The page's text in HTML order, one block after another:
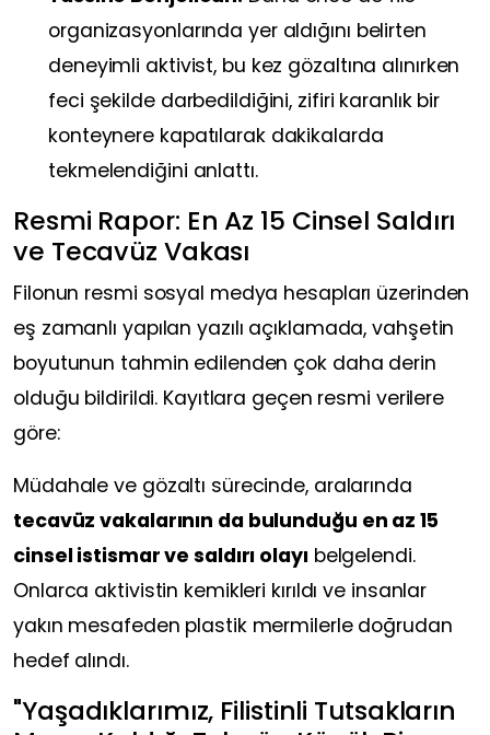
organizasyonlarında yer aldığını belirten
deneyimli aktivist, bu kez gözaltına alınırken
feci şekilde darbedildiğini, zifiri karanlık bir
konteynere kapatılarak dakikalarda
tekmelendiğini anlattı.
Resmi Rapor: En Az 15 Cinsel Saldırı
ve Tecavüz Vakası
Filonun resmi sosyal medya hesapları üzerinden
eş zamanlı yapılan yazılı açıklamada, vahşetin
boyutunun tahmin edilenden çok daha derin
olduğu bildirildi. Kayıtlara geçen resmi verilere
göre:
Müdahale ve gözaltı sürecinde, aralarında
tecavüz vakalarının da bulunduğu en az 15
cinsel istismar ve saldırı olayı belgelendi.
Onlarca aktivistin kemikleri kırıldı ve insanlar
yakın mesafeden plastik mermilerle doğrudan
hedef alındı.
"Yaşadıklarımız, Filistinli Tutsakların